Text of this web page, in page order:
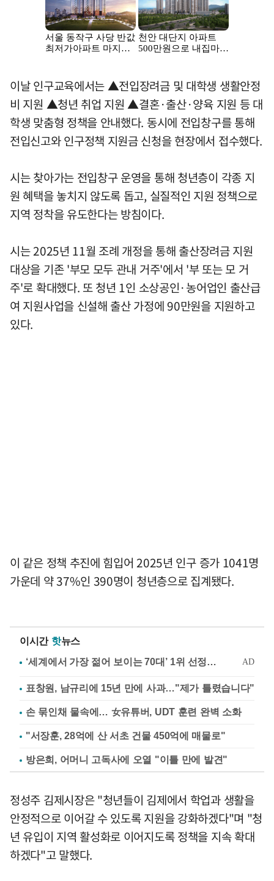
이날 인구교육에서는 ▲전입장려금 및 대학생 생활안정
비 지원 ▲청년 취업 지원 ▲결혼·출산·양육 지원 등 대
학생 맞춤형 정책을 안내했다. 동시에 전입창구를 통해
전입신고와 인구정책 지원금 신청을 현장에서 접수했다.
시는 찾아가는 전입창구 운영을 통해 청년층이 각종 지
원 혜택을 놓치지 않도록 돕고, 실질적인 지원 정책으로
지역 정착을 유도한다는 방침이다.
시는 2025년 11월 조례 개정을 통해 출산장려금 지원
대상을 기존 '부모 모두 관내 거주'에서 '부 또는 모 거
주'로 확대했다. 또 청년 1인 소상공인·농어업인 출산급
여 지원사업을 신설해 출산 가정에 90만원을 지원하고
있다.
이 같은 정책 추진에 힘입어 2025년 인구 증가 1041명
가운데 약 37%인 390명이 청년층으로 집계됐다.
이시간 핫뉴스
표창원, 남규리에 15년 만에 사과…"제가 틀렸습니다"
손 묶인채 물속에… 女유튜버, UDT 훈련 완벽 소화
"서장훈, 28억에 산 서초 건물 450억에 매물로"
방은희, 어머니 고독사에 오열 "이틀 만에 발견"
정성주 김제시장은 "청년들이 김제에서 학업과 생활을
안정적으로 이어갈 수 있도록 지원을 강화하겠다"며 "청
년 유입이 지역 활성화로 이어지도록 정책을 지속 확대
하겠다"고 말했다.